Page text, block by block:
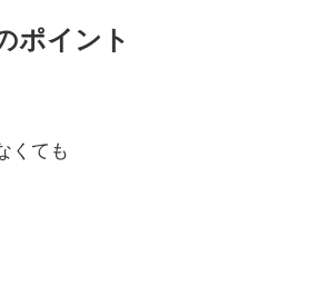
ポイント
くても